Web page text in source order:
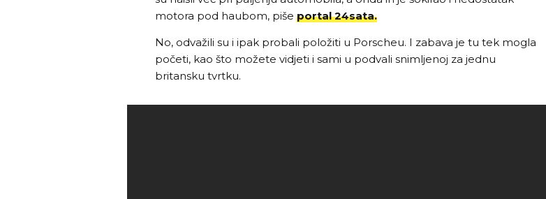
motora pod haubom, piše portal 24sata.
No, odvažili su i ipak probali položiti u Porscheu. I zabava je tu tek mogla
početi, kao što možete vidjeti i sami u podvali snimljenoj za jednu
britansku tvrtku.